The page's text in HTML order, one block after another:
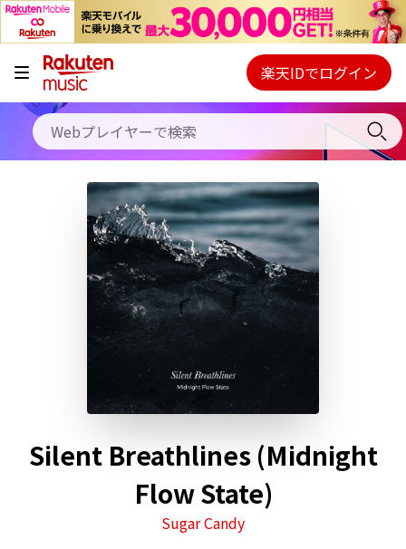
キャンペーン
料金プラン
使い方
初回30日間無料お試し
Webプレイヤー
ご契約内容の確認・変更
楽天IDでログイン
Silent Breathlines (Midnight
Flow State)
Sugar Candy